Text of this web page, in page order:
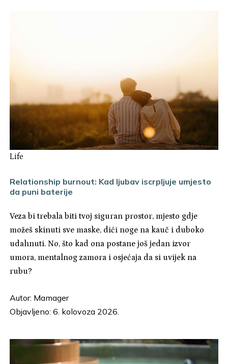
Life
Relationship burnout: Kad ljubav iscrpljuje umjesto
da puni baterije
Veza bi trebala biti tvoj siguran prostor, mjesto gdje
možeš skinuti sve maske, dići noge na kauč i duboko
udahnuti. No, što kad ona postane još jedan izvor
umora, mentalnog zamora i osjećaja da si uvijek na
rubu?
Autor: Mamager
Objavljeno: 6. kolovoza 2026.